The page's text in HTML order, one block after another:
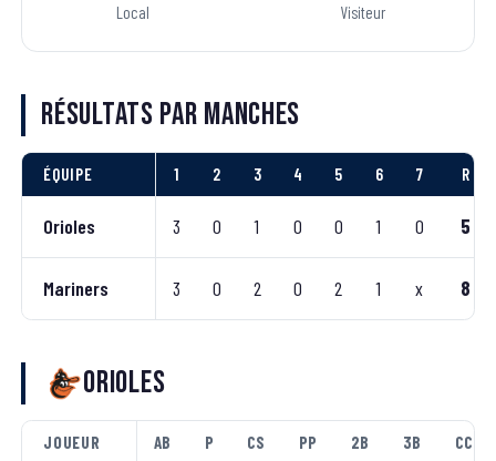
Local Visiteur
Résultats par manches
ÉQUIPE 1 2 3 4 5 6 7 R
Orioles 3 0 1 0 0 1 0 5
Mariners 3 0 2 0 2 1 x 8
Orioles
JOUEUR AB P CS PP 2B 3B CC